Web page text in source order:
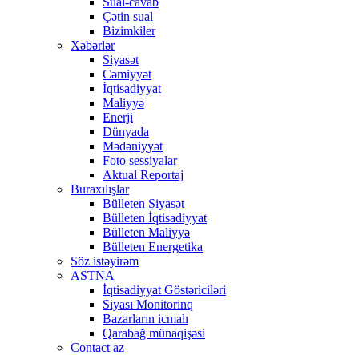
Çətin sual
Bizimkiler
Xəbərlər
Siyasət
Cəmiyyət
İqtisadiyyat
Maliyyə
Enerji
Dünyada
Mədəniyyət
Foto sessiyalar
Aktual Reportaj
Buraxılışlar
Bülleten Siyasət
Bülleten İqtisadiyyat
Bülleten Maliyyə
Bülleten Energetika
Söz istəyirəm
ASTNA
İqtisadiyyat Göstəriciləri
Siyası Monitorinq
Bazarların icmalı
Qarabağ münaqişəsi
Contact az